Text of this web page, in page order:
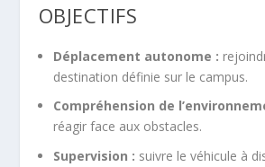
OBJECTIFS
Déplacement autonome :
destination définie sur le campus.
Compréhension de
réagir face aux obstacles.
Supervision : suivre le véhicule à